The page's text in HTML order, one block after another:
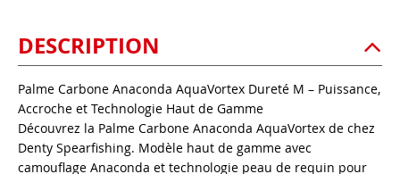
DESCRIPTION
Palme Carbone Anaconda AquaVortex Dureté M – Puissance,
Accroche et Technologie Haut de Gamme
Découvrez la Palme Carbone Anaconda AquaVortex de chez
Denty Spearfishing. Modèle haut de gamme avec
camouflage Anaconda et technologie peau de requin pour